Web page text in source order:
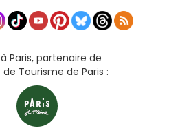
Paris, partenaire de
Tourisme de Paris :